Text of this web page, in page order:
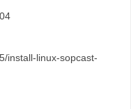
install-linux-sopcast-